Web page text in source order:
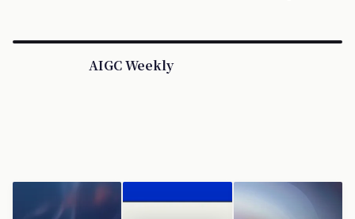
AIGC Weekly